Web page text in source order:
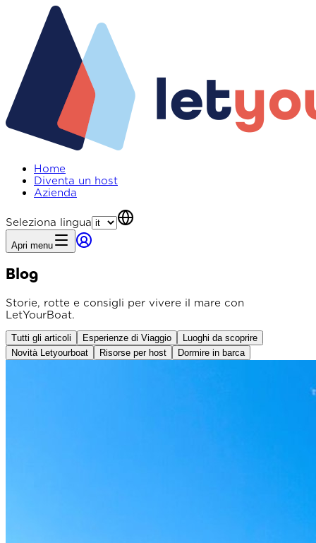
Home
Diventa un host
Azienda
Seleziona lingua
Apri menu
Blog
Storie, rotte e consigli per vivere il mare con
LetYourBoat.
Tutti gli articoli Esperienze di Viaggio
Luoghi da scoprire
Novità Letyourboat
Risorse per host Dormire in barca